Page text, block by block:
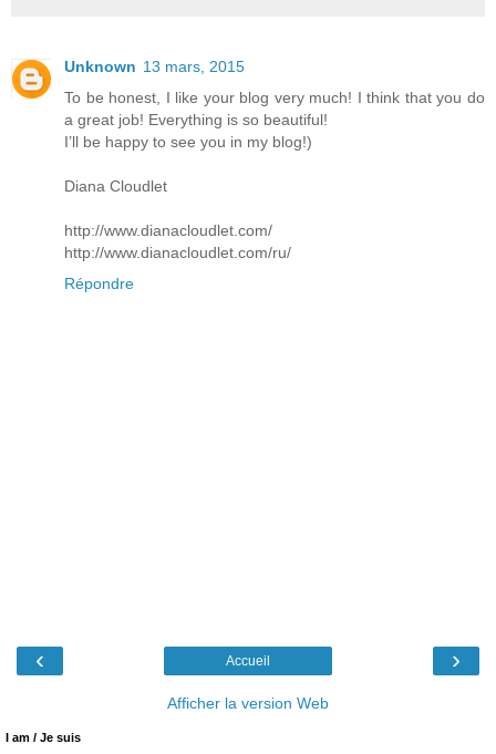
Unknown 13 mars, 2015
To be honest, I like your blog very much! I think that you do
a great job! Everything is so beautiful!
I’ll be happy to see you in my blog!)
Diana Cloudlet
http://www.dianacloudlet.com/
http://www.dianacloudlet.com/ru/
Répondre
‹ ›
Accueil
Afficher la version Web
I am / Je suis